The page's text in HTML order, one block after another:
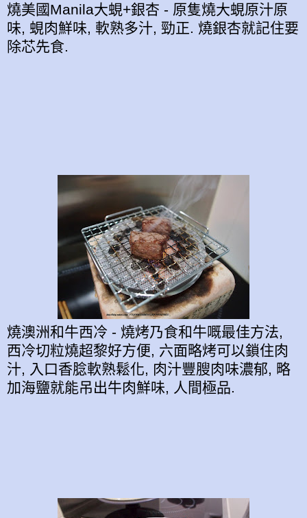
燒美國Manila大蜆+銀杏 - 原隻燒大蜆原汁原
味, 蜆肉鮮味, 軟熟多汁, 勁正. 燒銀杏就記住要
除芯先食.
燒澳洲和牛西冷 - 燒烤乃食和牛嘅最佳方法,
西冷切粒燒超黎好方便, 六面略烤可以鎖住肉
汁, 入口香腍軟熟鬆化, 肉汁豐膄肉味濃郁, 略
加海鹽就能吊出牛肉鮮味, 人間極品.